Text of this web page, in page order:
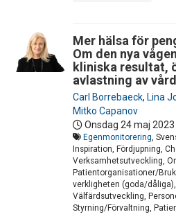
Mer hälsa för
Om den nya
kliniska resultat,
avlastning av
Carl Borrebaeck, Lina
Mitko Capanov
Onsdag 24 maj 2023
Egenmonitorering ,
Inspiration, Fördjupning,
Verksamhetsutveckling,
Patientorganisationer/
verkligheten (goda/
Välfärdsutveckling,
Styrning/Förvaltning,